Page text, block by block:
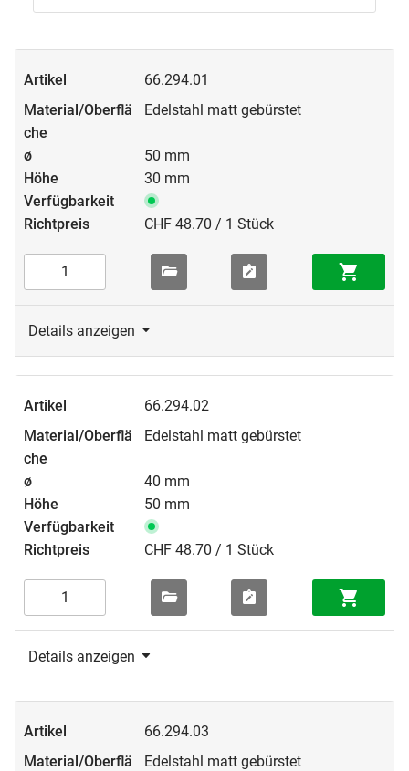
66.294.01
Edelstahl matt gebürstet
50 mm
30 mm
CHF 48.70 / 1 Stück
Details anzeigen
66.294.02
Edelstahl matt gebürstet
40 mm
50 mm
CHF 48.70 / 1 Stück
Details anzeigen
66.294.03
Edelstahl matt gebürstet